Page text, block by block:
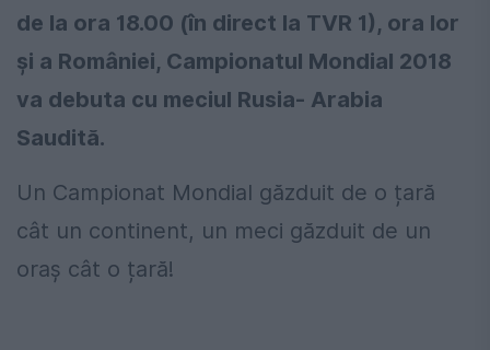
de la ora 18.00 (în direct la TVR 1), ora lor
și a României, Campionatul Mondial 2018
va debuta cu meciul Rusia- Arabia
Saudită.
Un Campionat Mondial găzduit de o țară
cât un continent, un meci găzduit de un
oraș cât o țară!